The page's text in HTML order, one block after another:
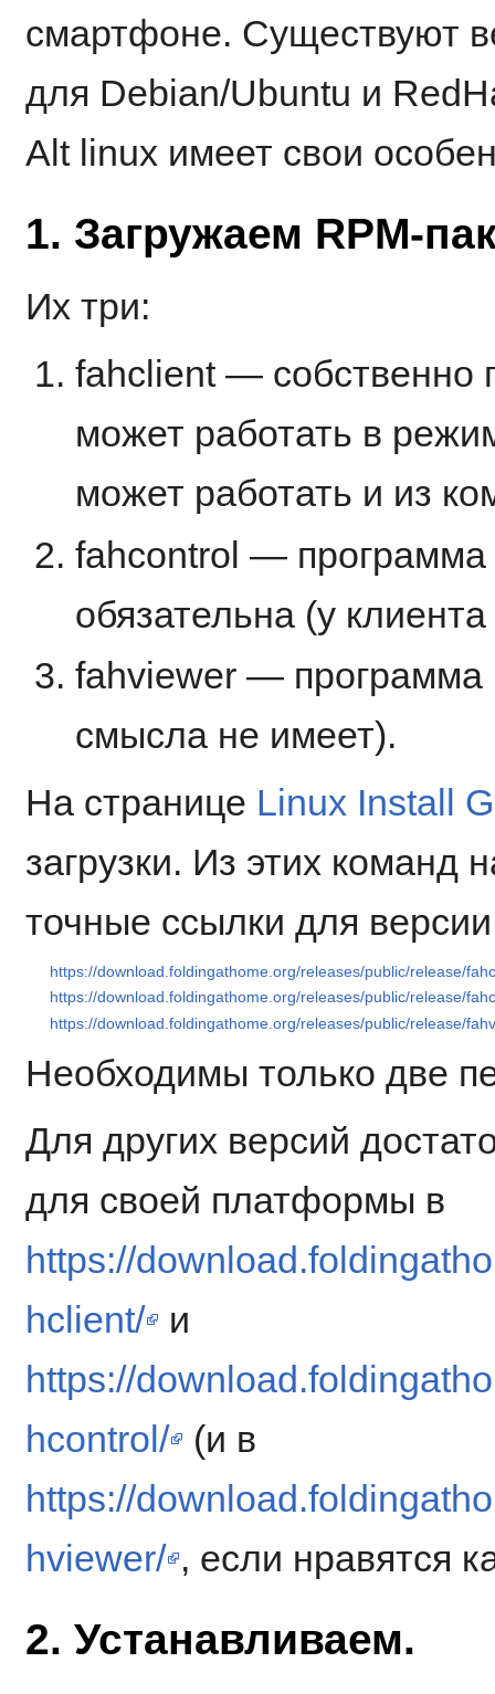
смартфоне. Существуют
для Debian/Ubuntu и
Alt linux имеет свои
1. Загружаем RPM-
Их три:
fahclient — собственно
может работать в
может работать и из
fahcontrol — программа
обязательна (у
fahviewer — программа
смысла не имеет).
На странице Linux Install
загрузки. Из этих команд
точные ссылки для
https://download.foldingathome.org/releases/public/release/
https://download.foldingathome.org/releases/public/release/
https://download.foldingathome.org/releases/public/release/
Необходимы только две
Для других версий
для своей платформы в
https://
hclient/
и
https://
hcontrol/
(и в
https://
hviewer/ , если нравятся
2. Устанавливаем.